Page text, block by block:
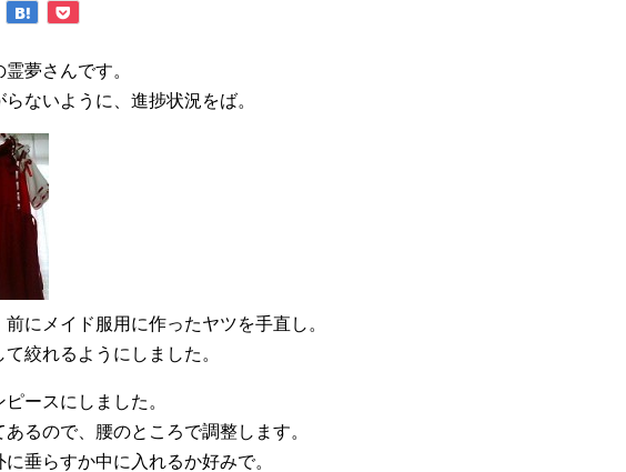
夢さんです。
ないように、進捗状況をば。
前にメイド服用に作ったヤツを手直し。
絞れるようにしました。
ースにしました。
あるので、腰のところで調整します。
垂らすか中に入れるか好みで。